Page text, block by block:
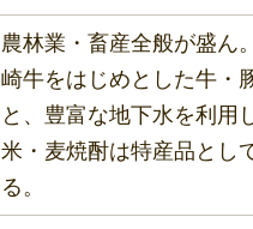
農林業・畜産全般が盛ん
崎牛をはじめとした牛・
と、豊富な地下水を利用
米・麦焼酎は特産品とし
る。